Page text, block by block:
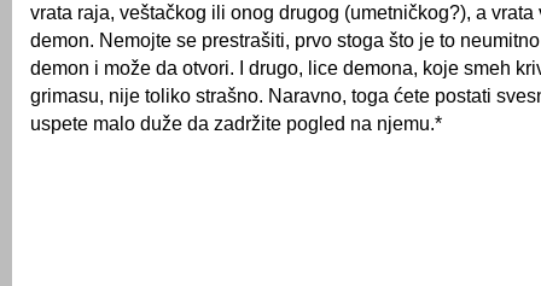
vrata raja, veštačkog ili onog drugog (umetničkog?), a vrata
demon. Nemojte se prestrašiti, prvo stoga što je to
demon i može da otvori. I drugo, lice demona, koje smeh
grimasu, nije toliko strašno. Naravno, toga ćete postati
uspete malo duže da zadržite pogled na njemu.*